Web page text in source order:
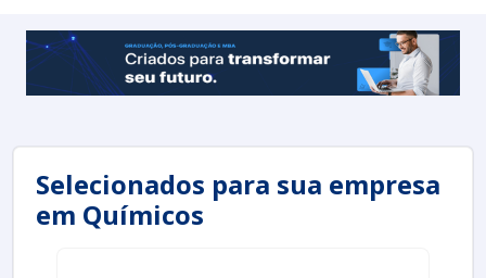
garantimos uma experiência eficiente na busca por
soluções que atendem às suas necessidades.
Solicite um orçamento no Soluções Industriais e
melhorar a segurança de sua equipe e a eficiência
operacional da sua empresa.
Selecionados para sua empresa
em Químicos